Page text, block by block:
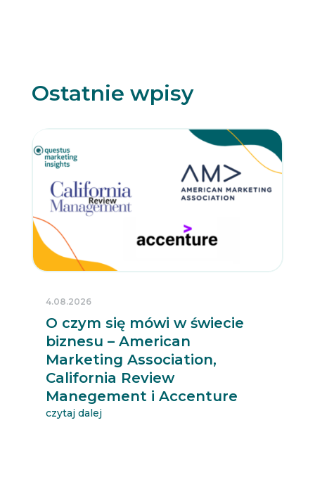
Ostatnie wpisy
O czym się mówi w świecie
biznesu – American
Marketing Association,
California Review
Manegement i Accenture
4.08.2026
czytaj dalej